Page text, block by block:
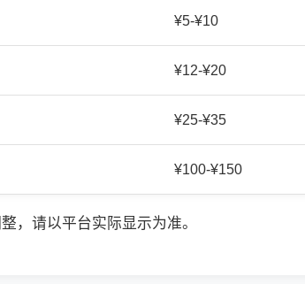
¥5-¥10
¥12-¥20
¥25-¥35
¥100-¥150
，请以平台实际显示为准。